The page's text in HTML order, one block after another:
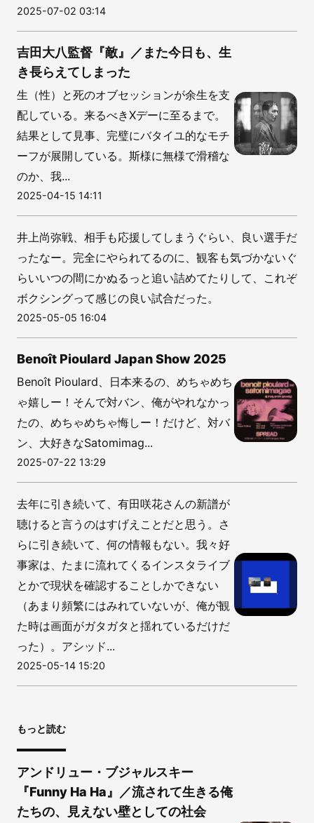
2025-07-02 03:14
吉田大八監督『敵』／また今日も、生
き長らえてしまった
生（性）と死のオブセッションが余生を支
配している。来るべきXデーに至るまで。
結果として見事、完璧にバタイユ的なモチ
ーフが展開している。斯様に無様で滑稽な
のか、我...
2025-04-15 14:11
井上尚弥戦、相手も応援してしまうぐらい、良い選手だ
ったなー。完全にやられてるのに、観客も気づかないぐ
らいいつの間にかぬるっと追い詰めてたりして、これぞ
ボクシングって感じの良い試合だった。
2025-05-05 16:04
Benoît Pioulard Japan Show 2025
Benoît Pioulard、日本来るの、めちゃめち
ゃ嬉しー！そんで対バン、俺がやれなかっ
たの、めちゃめちゃ悔しー！だけど、対バ
ン、大好きなSatomimag...
2025-07-22 13:29
去年に引き続いて、有田咲花さんの新譜が
聴けると言うのはすげえことだと思う。さ
らに引き続いて、何の情報もない。我々好
事家は、たまに流れてくるインスタライブ
とかで現状を確認することしかできない
（あまり頻繁にはみれていないが、俺が観
た時は画面がガタガタと揺れているだけだ
った）。アシッド...
2025-05-14 15:20
もっと読む
アンドリュー・ブジャルスキー
『Funny Ha Ha』／流されて生きる俺
たちの、見えない壁としての社会